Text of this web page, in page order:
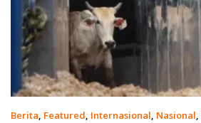
Berita, Featured, Internasional, Nasional,